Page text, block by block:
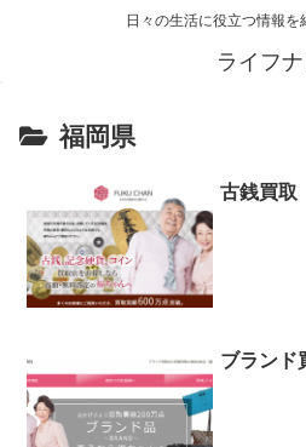
日々の生活に役立つ情報を
ライフ
福岡県
古銭買取
ブランド